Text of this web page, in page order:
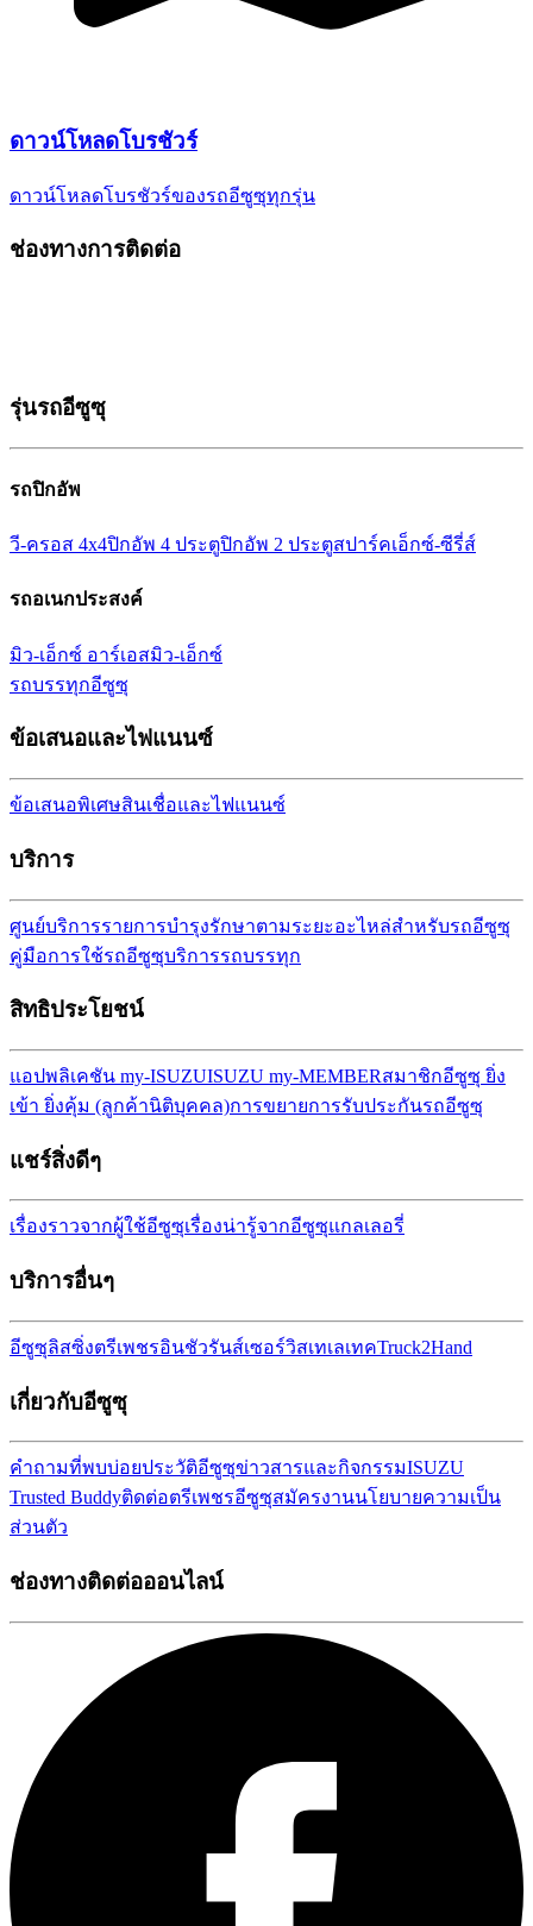
ดาวน์โหลดโบรชัวร์
ดาวน์โหลดโบรชัวร์ของรถอีซูซุทุกรุ่น
ช่องทางการติดต่อ
รุ่นรถอีซูซุ
รถปิกอัพ
วี-ครอส 4x4ปิกอัพ 4 ประตูปิกอัพ 2 ประตูสปาร์คเอ็กซ์-ซีรี่ส์
รถอเนกประสงค์
มิว-เอ็กซ์ อาร์เอสมิว-เอ็กซ์
รถบรรทุกอีซูซุ
ข้อเสนอและไฟแนนซ์
ข้อเสนอพิเศษสินเชื่อและไฟแนนซ์
บริการ
ศูนย์บริการรายการบำรุงรักษาตามระยะอะไหล่สำหรับรถอีซูซุ
คู่มือการใช้รถอีซูซุบริการรถบรรทุก
สิทธิประโยชน์
แอปพลิเคชัน my-ISUZUISUZU my-MEMBERสมาชิกอีซูซุ ยิ่ง
เข้า ยิ่งคุ้ม (ลูกค้านิติบุคคล)การขยายการรับประกันรถอีซูซุ
แชร์สิ่งดีๆ
เรื่องราวจากผู้ใช้อีซูซุเรื่องน่ารู้จากอีซูซุแกลเลอรี่
บริการอื่นๆ
อีซูซุลิสซิ่งตรีเพชรอินชัวรันส์เซอร์วิสเทเลเทคTruck2Hand
เกี่ยวกับอีซูซุ
คำถามที่พบบ่อยประวัติอีซูซุข่าวสารและกิจกรรมISUZU
Trusted Buddyติดต่อตรีเพชรอีซูซุสมัครงานนโยบายความเป็น
ส่วนตัว
ช่องทางติดต่อออนไลน์